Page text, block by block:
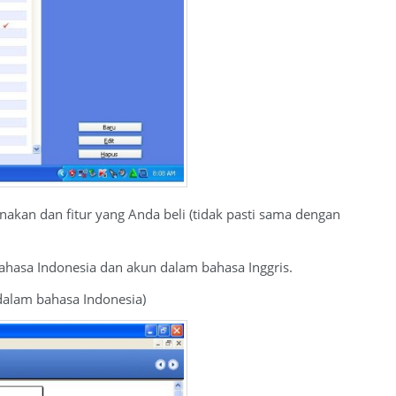
dan fitur yang Anda beli (tidak pasti sama dengan
Indonesia dan akun dalam bahasa Inggris.
bahasa Indonesia)